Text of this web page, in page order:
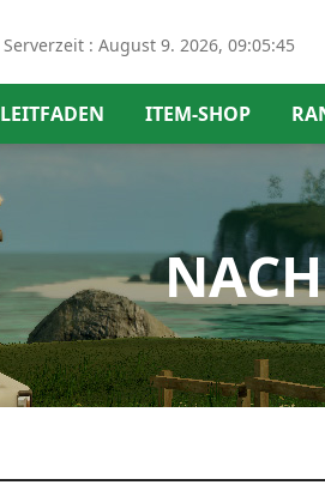
Serverzeit : August 9. 2026, 09:05:46
LEITFADEN ITEM-SHOP